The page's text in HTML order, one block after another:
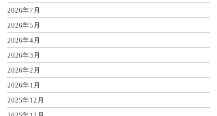
2026年7月
2026年5月
2026年4月
2026年3月
2026年2月
2026年1月
2025年12月